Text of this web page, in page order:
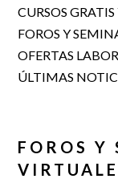
CURSOS
FOROS Y
OFERTAS
ÚLTIMAS
FOROS Y